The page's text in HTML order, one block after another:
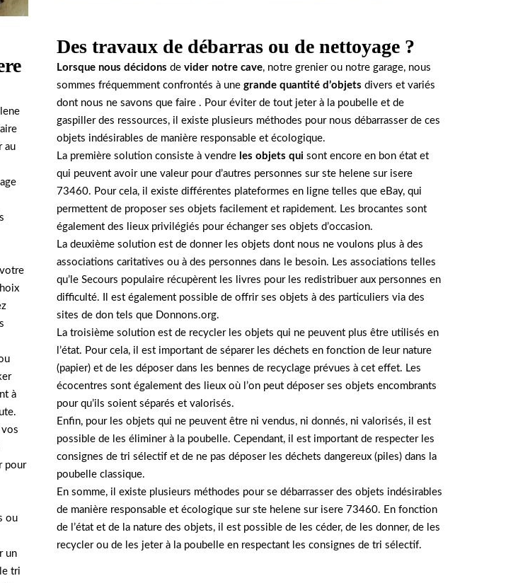
au
à
pour
ou
un
tri
Des travaux de débarras ou de nettoyage ?
Lorsque nous décidons de vider notre cave, notre grenier ou notre garage, nous
sommes fréquemment confrontés à une grande quantité d’objets divers et variés
dont nous ne savons que faire . Pour éviter de tout jeter à la poubelle et de
gaspiller des ressources, il existe plusieurs méthodes pour nous débarrasser de ces
objets indésirables de manière responsable et écologique.
La première solution consiste à vendre les objets qui sont encore en bon état et
qui peuvent avoir une valeur pour d’autres personnes sur ste helene sur isere
73460. Pour cela, il existe différentes plateformes en ligne telles que eBay, qui
permettent de proposer ses objets facilement et rapidement. Les brocantes sont
également des lieux privilégiés pour échanger ses objets d’occasion.
La deuxième solution est de donner les objets dont nous ne voulons plus à des
associations caritatives ou à des personnes dans le besoin. Les associations telles
qu’le Secours populaire récupèrent les livres pour les redistribuer aux personnes en
difficulté. Il est également possible de offrir ses objets à des particuliers via des
sites de don tels que Donnons.org.
La troisième solution est de recycler les objets qui ne peuvent plus être utilisés en
l’état. Pour cela, il est important de séparer les déchets en fonction de leur nature
(papier) et de les déposer dans les bennes de recyclage prévues à cet effet. Les
écocentres sont également des lieux où l’on peut déposer ses objets encombrants
pour qu’ils soient séparés et valorisés.
Enfin, pour les objets qui ne peuvent être ni vendus, ni donnés, ni valorisés, il est
possible de les éliminer à la poubelle. Cependant, il est important de respecter les
consignes de tri sélectif et de ne pas déposer les déchets dangereux (piles) dans la
poubelle classique.
En somme, il existe plusieurs méthodes pour se débarrasser des objets indésirables
de manière responsable et écologique sur ste helene sur isere 73460. En fonction
de l’état et de la nature des objets, il est possible de les céder, de les donner, de les
recycler ou de les jeter à la poubelle en respectant les consignes de tri sélectif.